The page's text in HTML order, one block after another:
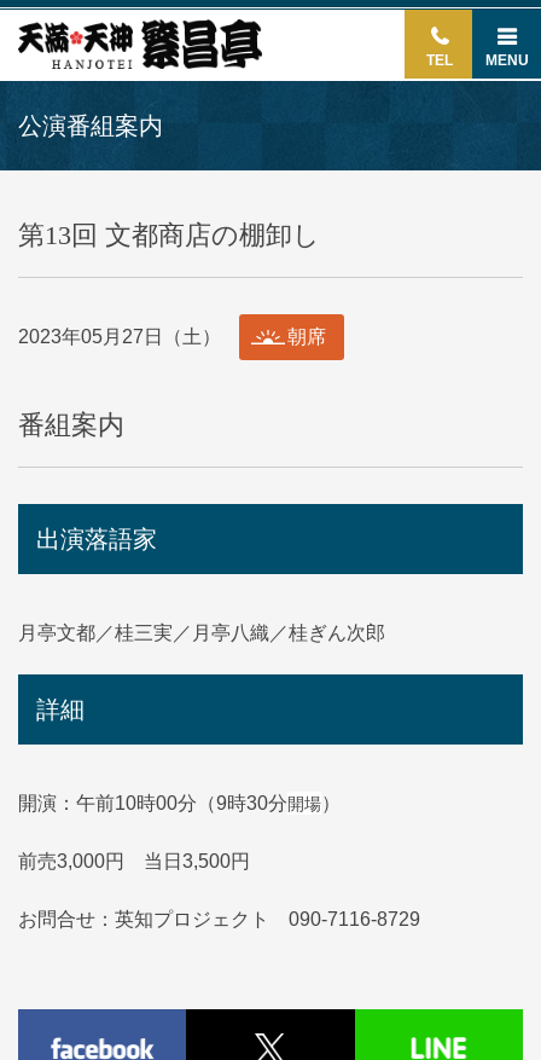
TEL MENU
公演番組案内
第13回 文都商店の棚卸し
2023年05月27日（土） 朝席
番組案内
出演落語家
月亭文都／桂三実／月亭八織／桂ぎん次郎
詳細
開演：午前10時00分（9時30分開場）
前売3,000円 当日3,500円
お問合せ：英知プロジェクト 090-7116-8729